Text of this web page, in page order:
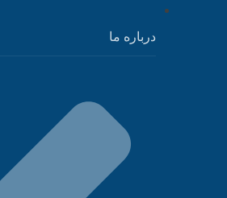
درباره ما